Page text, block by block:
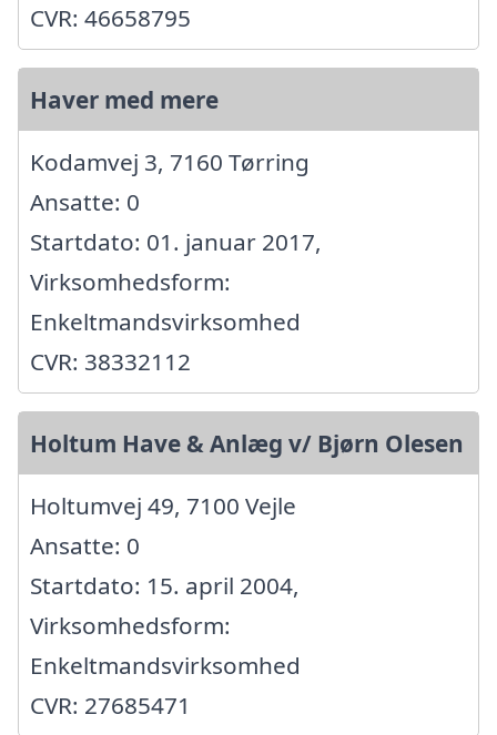
CVR: 46658795
Haver med mere
Kodamvej 3, 7160 Tørring
Ansatte: 0
Startdato: 01. januar 2017,
Virksomhedsform:
Enkeltmandsvirksomhed
CVR: 38332112
Holtum Have & Anlæg v/ Bjørn Olesen
Holtumvej 49, 7100 Vejle
Ansatte: 0
Startdato: 15. april 2004,
Virksomhedsform:
Enkeltmandsvirksomhed
CVR: 27685471